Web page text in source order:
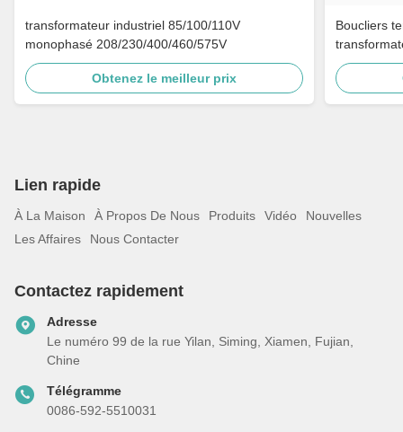
transformateur industriel 85/100/110V
monophasé 208/230/400/460/575V
Obtenez le meilleur prix
Boucliers
Lien rapide
À La Maison À Propos De Nous Produits Vidéo
Nouvelles
Les Affaires
Nous Contacter
Contactez rapidement
Adresse
Le numéro 99 de la rue Yilan, Siming, Xiamen, Fujian,
Chine
Télégramme
0086-592-5510031